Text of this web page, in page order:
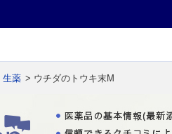
生薬 > ウチダのトウキ末M